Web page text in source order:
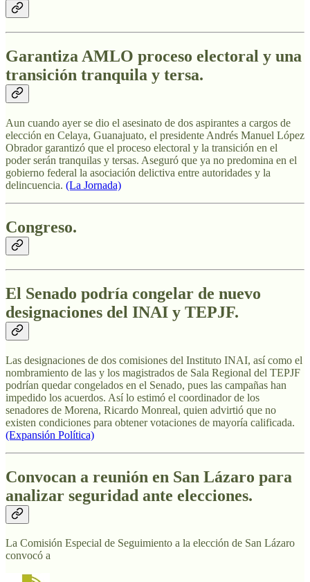
Garantiza AMLO proceso electoral y una
transición tranquila y tersa.
Aun cuando ayer se dio el asesinato de dos aspirantes a cargos de
elección en Celaya, Guanajuato, el presidente Andrés Manuel López
Obrador garantizó que el proceso electoral y la transición en el
poder serán tranquilas y tersas. Aseguró que ya no predomina en el
gobierno federal la asociación delictiva entre autoridades y la
delincuencia. (La Jornada)
Congreso.
El Senado podría congelar de nuevo
designaciones del INAI y TEPJF.
Las designaciones de dos comisiones del Instituto INAI, así como el
nombramiento de las y los magistrados de Sala Regional del TEPJF
podrían quedar congelados en el Senado, pues las campañas han
impedido los acuerdos. Así lo estimó el coordinador de los
senadores de Morena, Ricardo Monreal, quien advirtió que no
existen condiciones para obtener votaciones de mayoría calificada.
(Expansión Política)
Convocan a reunión en San Lázaro para
analizar seguridad ante elecciones.
La Comisión Especial de Seguimiento a la elección de San Lázaro
convocó a